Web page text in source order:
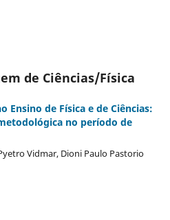
de Ciências/Física
Ensino de Física e de Ciências:
no período de
Vidmar, Dioni Paulo Pastorio